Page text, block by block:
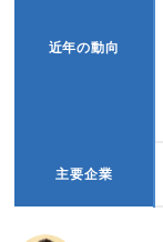
近年の動向
主要企業